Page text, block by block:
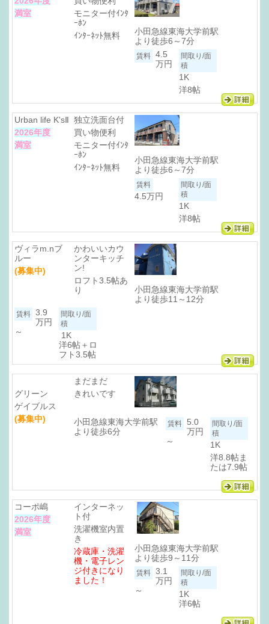
満室
モニター付ｲﾝﾀ
ｰﾎﾝ
ｲﾝﾀｰﾈｯﾄ無料
小田急線東海大学前駅
より徒歩6～7分
4.5
万円
1K
洋8帖
Urban life K'sⅡ
2026年度
満室
独立洗面台付
買い物便利
モニター付ｲﾝﾀ
ｰﾎﾝ
ｲﾝﾀｰﾈｯﾄ無料
小田急線東海大学前駅
より徒歩6～7分
4.5万円
1K
洋8帖
ヴィラm.nブ
ルー
(募集中)
かわいいカウ
ンターキッチ
ン!
ロフト3.5帖あ
り
小田急線東海大学前駅
より徒歩11～12分
3.9
万円
～
1K
洋6帖＋ロ
フト3.5帖
グリーン
ゲイブルス
(募集中)
まだまだ
きれいです
小田急線東海大学前駅
より徒歩6分
5.0
万円
～
1K
洋8.8帖ま
たは7.9帖
コーポ嶋
2026年度
満室
インターネッ
ト付
洗濯機室内置
き
冷蔵庫・洗濯
機・電子レン
ジ付きになり
ました！
小田急線東海大学前駅
より徒歩9～11分
3.1
万円
～
1K
洋6帖